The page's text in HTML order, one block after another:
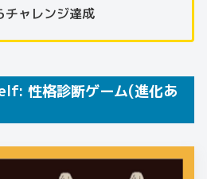
チャレンジ達成
性格診断ゲーム(進化あ